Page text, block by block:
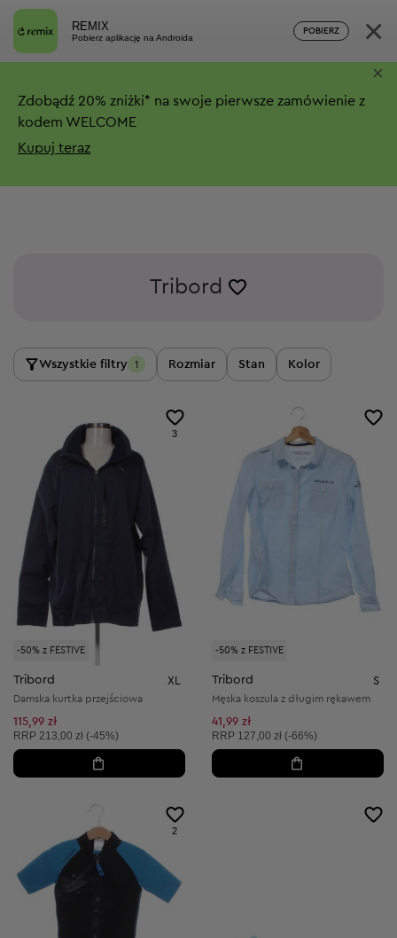
REMIX
Pobierz aplikację na Androida
POBIERZ ×
Zdobądź 20% zniżki* na swoje pierwsze zamówienie z
kodem WELCOME
Kupuj teraz
×
Tribord
Wszystkie filtry 1 Rozmiar Stan Kolor
-50% z FESTIVE
3
Tribord XL
Damska kurtka przejściowa
115,99 zł
Cena sugerowana:
RRP 213,00 zł (-45%)
-50% z FESTIVE
Tribord S
Męska koszula z długim rękawem
41,99 zł
Cena sugerowana:
RRP 127,00 zł (-66%)
2